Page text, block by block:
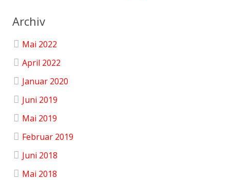
Archiv
Mai 2022
April 2022
Januar 2020
Juni 2019
Mai 2019
Februar 2019
Juni 2018
Mai 2018